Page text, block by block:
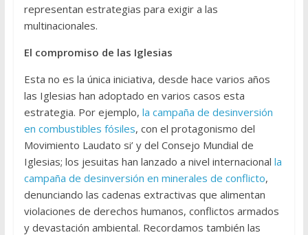
representan estrategias para exigir a las
multinacionales.
El compromiso de las Iglesias
Esta no es la única iniciativa, desde hace varios años
las Iglesias han adoptado en varios casos esta
estrategia. Por ejemplo, la campaña de desinversión
en combustibles fósiles, con el protagonismo del
Movimiento Laudato si’ y del Consejo Mundial de
Iglesias; los jesuitas han lanzado a nivel internacional la
campaña de desinversión en minerales de conflicto,
denunciando las cadenas extractivas que alimentan
violaciones de derechos humanos, conflictos armados
y devastación ambiental. Recordamos también las